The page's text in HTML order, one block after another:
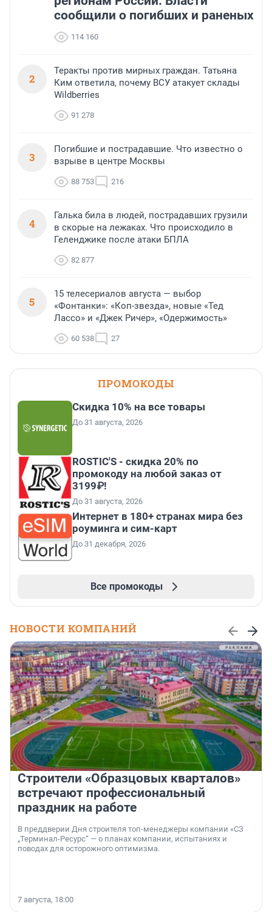
сообщили о погибших и раненых
114 160
2
Теракты против мирных граждан. Татьяна
Ким ответила, почему ВСУ атакует склады
Wildberries
91 278
3
Погибшие и пострадавшие. Что известно о
взрыве в центре Москвы
88 753 216
4
Галька била в людей, пострадавших грузили
в скорые на лежаках. Что происходило в
Геленджике после атаки БПЛА
82 877
5
15 телесериалов августа — выбор
«Фонтанки»: «Коп-звезда», новые «Тед
Лассо» и «Джек Ричер», «Одержимость»
60 538 27
ПРОМОКОДЫ
Скидка 10% на все товары
До 31 августа, 2026
ROSTIC'S - скидка 20% по
промокоду на любой заказ от
3199₽!
До 31 августа, 2026
Интернет в 180+ странах мира без
роуминга и сим-карт
До 31 декабря, 2026
Все промокоды
НОВОСТИ КОМПАНИЙ
Строители «Образцовых кварталов»
встречают профессиональный
праздник на работе
В преддверии Дня строителя топ-менеджеры компании «СЗ
„Терминал-Ресурс“ — о планах компании, испытаниях и
поводах для осторожного оптимизма.
7 августа, 18:00